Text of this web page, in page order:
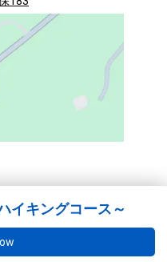
キングコース～